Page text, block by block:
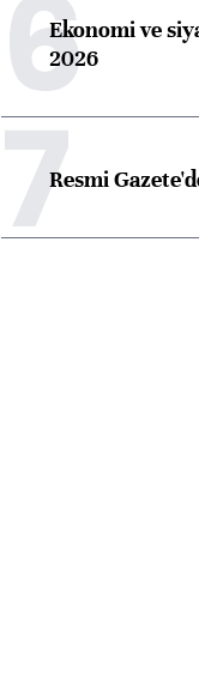
6Ekonomi ve
2026
7Resmi